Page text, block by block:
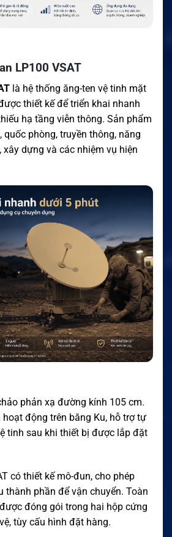
LP100 VSAT
là hệ thống ăng-ten vệ tinh mặt
thiết kế để triển khai nhanh
hạ tầng viễn thông. Sản phẩm
quốc phòng, truyền thông, năng
xây dựng và các nhiệm vụ hiện
phản xạ đường kính 105 cm.
hoạt động trên băng Ku, hỗ trợ tự
tinh sau khi thiết bị được lắp đặt
có thiết kế mô-đun, cho phép
thành phần để vận chuyển. Toàn
đóng gói trong hai hộp cứng
tùy cấu hình đặt hàng.